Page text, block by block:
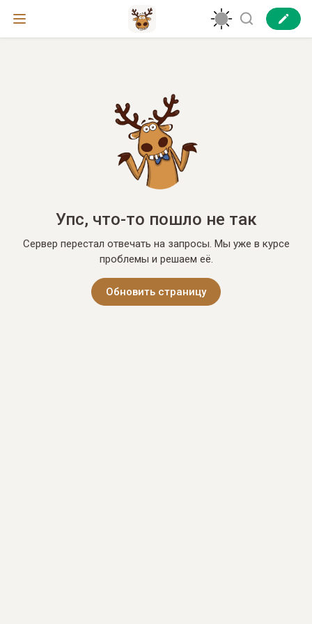
Упс, что-то пошло не так
Сервер перестал отвечать на запросы. Мы уже в курсе
проблемы и решаем её.
Обновить страницу